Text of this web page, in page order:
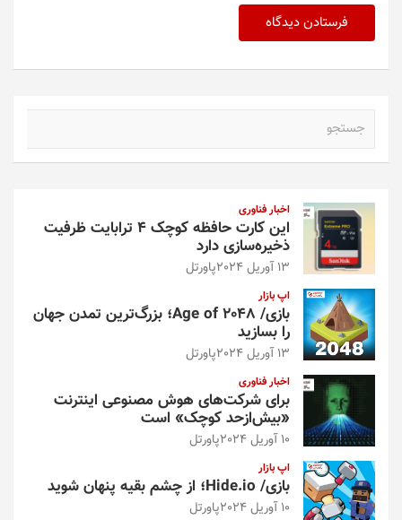
اخبار فناوری
این کارت حافظه کوچک ۴ ترابایت ظرفیت
ذخیره‌سازی دارد
13 آوریل 2024 پاورتل
اپ بازار
بازی/ Age of 2048؛ بزرگ‌ترین تمدن جهان
را بسازید
13 آوریل 2024 پاورتل
اخبار فناوری
برای شرکت‌های هوش مصنوعی اینترنت
«بیش‌از‌حد کوچک» است
10 آوریل 2024 پاورتل
اپ بازار
بازی/ Hide.io؛ از چشم بقیه پنهان شوید
10 آوریل 2024 پاورتل